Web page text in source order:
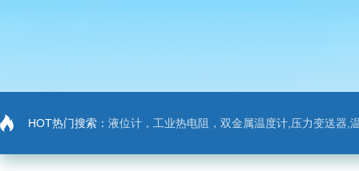
HOT热门搜索： 液位计，工业热电阻，双金属温度计,压力变送器,